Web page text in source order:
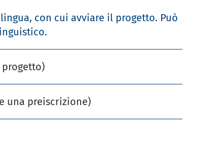
con cui avviare il progetto. Può
progetto)
una preiscrizione)